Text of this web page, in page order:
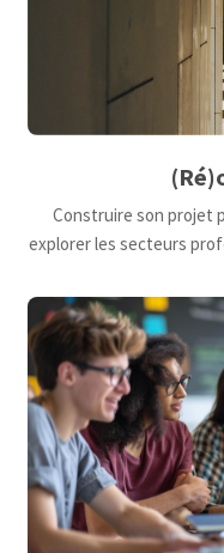
Construire son projet
explorer les secteurs